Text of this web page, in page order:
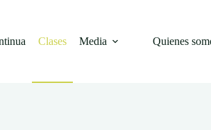
Clases Media Quienes